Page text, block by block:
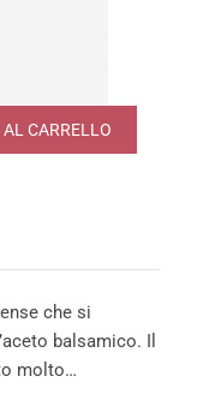
CARRELLO
che si
balsamico. Il
molto…